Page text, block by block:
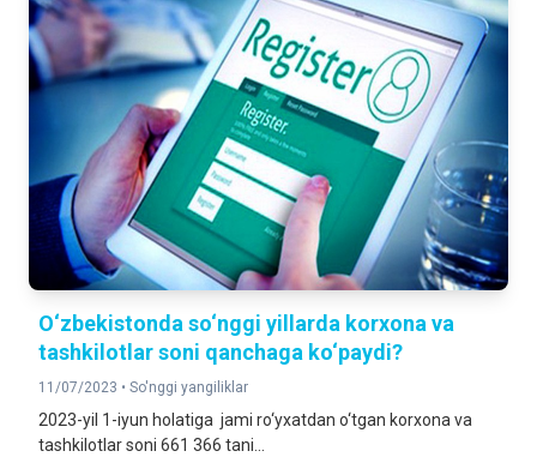
O‘zbekistonda so‘nggi yillarda korxona va
tashkilotlar soni qanchaga ko‘paydi?
11/07/2023 • So'nggi yangiliklar
2023-yil 1-iyun holatiga jami ro‘yxatdan o‘tgan korxona va
tashkilotlar soni 661 366 tani...